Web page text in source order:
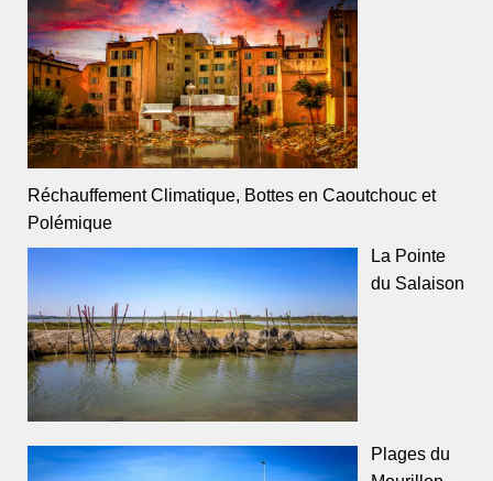
Réchauffement Climatique, Bottes en Caoutchouc et
Polémique
La Pointe
du Salaison
Plages du